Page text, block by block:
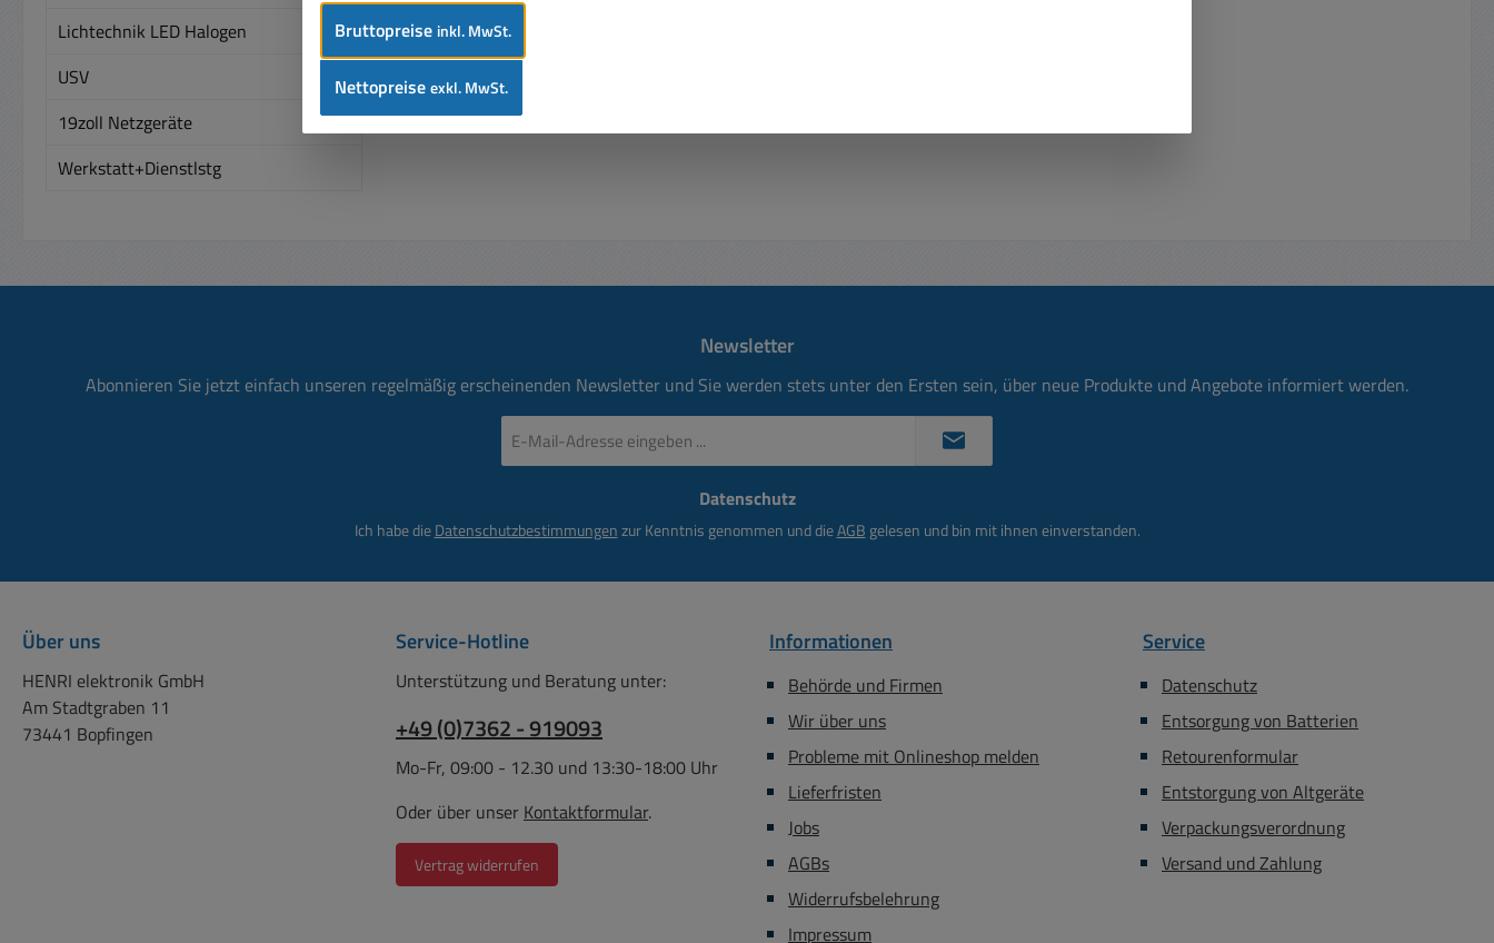
Lichtechnik LED Halogen
USV
19zoll Netzgeräte
Werkstatt+Dienstlstg
Newsletter
Abonnieren Sie jetzt einfach unseren regelmäßig erscheinenden Newsletter und Sie werden stets unter den Ersten sein, über neue Produkte und Angebote informiert werden.
Mail-
Datenschutz
Ich habe dieDatenschutzbestimmungenzur Kenntnis genommen und dieAGB gelesen und bin mit ihnen einverstanden.
Über uns
HENRI elektronik GmbH
Am Stadtgraben 11
73441 Bopfingen
Service-Hotline
Unterstützung und Beratung unter:
+49 (0)7362 - 919093
Mo-Fr, 09:00 - 12.30 und 13:30-18:00 Uhr
Oder über unser Kontaktformular.
Vertrag widerrufen
Informationen
Behörde und Firmen
Wir über uns
Probleme mit Onlineshop melden
Lieferfristen
Jobs
AGBs
Widerrufsbelehrung
Impressum
Service
Datenschutz
Entsorgung von Batterien
Retourenformular
Entstorgung von Altgeräte
Verpackungsverordnung
Versand und Zahlung
Bruttopreise inkl. MwSt.
Nettopreiseexkl. MwSt.